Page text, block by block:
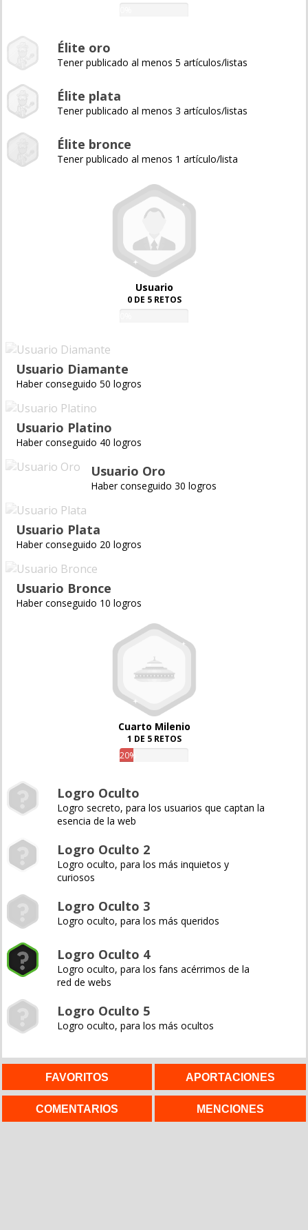
Élite oro
Tener publicado al menos 5 artículos/listas
Élite plata
Tener publicado al menos 3 artículos/listas
Élite bronce
Tener publicado al menos 1 artículo/lista
Usuario
0 DE 5 RETOS
Usuario Diamante
Haber conseguido 50 logros
Usuario Platino
Haber conseguido 40 logros
Usuario Oro
Haber conseguido 30 logros
Usuario Plata
Haber conseguido 20 logros
Usuario Bronce
Haber conseguido 10 logros
Cuarto Milenio
1 DE 5 RETOS
20%
Logro Oculto
Logro secreto, para los usuarios que captan la
esencia de la web
Logro Oculto 2
Logro oculto, para los más inquietos y
curiosos
Logro Oculto 3
Logro oculto, para los más queridos
Logro Oculto 4
Logro oculto, para los fans acérrimos de la
red de webs
Logro Oculto 5
Logro oculto, para los más ocultos
FAVORITOS APORTACIONES
COMENTARIOS MENCIONES